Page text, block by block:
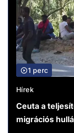
1 perc
Hírek
Ceuta a
migrációs